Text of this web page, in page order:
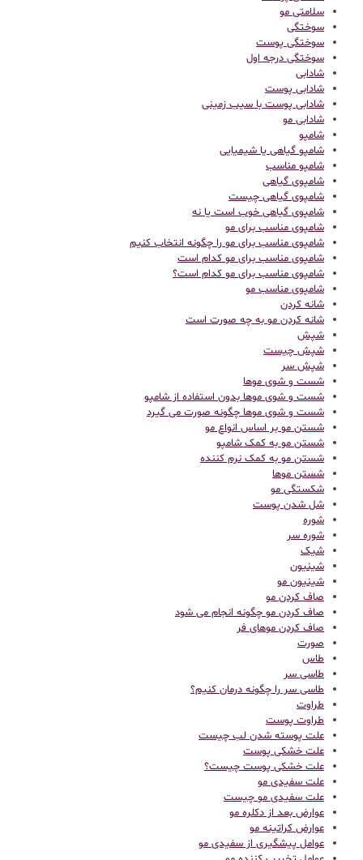
سلامتی مو
سوختگی
سوختگی پوست
سوختگی درجه اول
شادابی
شادابی پوست
شادابی پوست با سیب زمینی
شادابی مو
شامپو
شامپو گیاهی یا شیمیایی
شامپو مناسب
شامپوی گیاهی
شامپوی گیاهی چیست
شامپوی گیاهی خوب است یا نه
شامپوی مناسب برای مو
شامپوی مناسب برای مو را چگونه انتخاب کنیم
شامپوی مناسب برای مو کدام است
شامپوی مناسب برای مو کدام است؟
شامپوی مناسب مو
شانه کردن
شانه کردن مو به چه صورت است
شپش
شپش چیست
شپش سر
شست و شوی موها
شست و شوی موها بدون استفاده از شامپو
شست و شوی موها چگونه صورت می گیرد
شستن مو بر اساس انواع مو
شستن مو به کمک شامپو
شستن مو به کمک نرم کننده
شستن موها
شکستگی مو
شل شدن پوست
شوره
شوره سر
شیک
شینیون
شینیون مو
صاف کردن مو
صاف کردن مو چگونه انجام می شود
صاف کردن موهای فر
صورت
طاس
طاسی سر
طاسی سر را چگونه درمان کنیم؟
طراوت
طراوت پوست
علت پوسته شدن لب چیست
علت خشکی پوست
علت خشکی پوست چیست؟
علت سفیدی مو
علت سفیدی مو چیست
عوارض بعد از دکلره مو
عوارض کراتینه مو
عوامل پیشگیری از سفیدی مو